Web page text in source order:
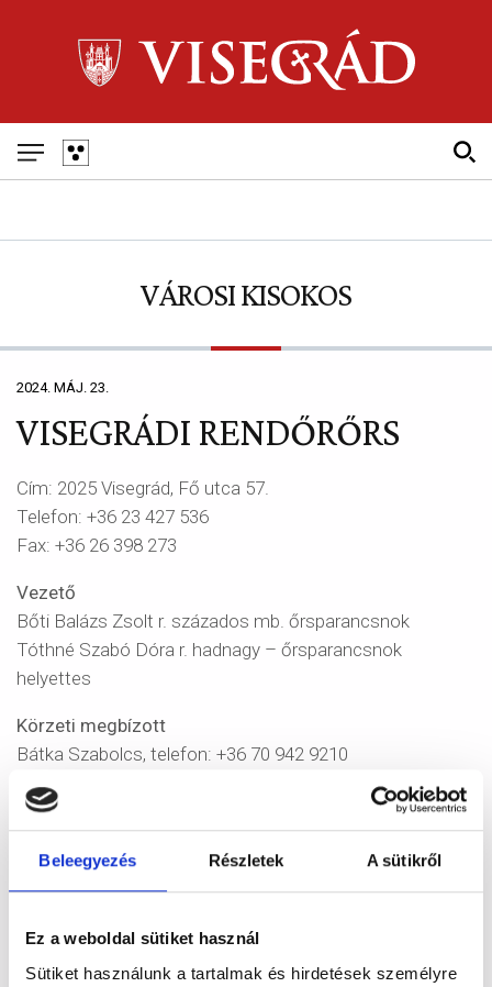
Beleegyezés Részletek A sütikről
Ez a weboldal sütiket használ
Sütiket használunk a tartalmak és hirdetések személyre
navigáció
VÁROSI KISOKOS
2024. MÁJ. 23.
VISEGRÁDI RENDŐRŐRS
Cím: 2025 Visegrád, Fő utca 57.
Telefon: +36 23 427 536
Fax: +36 26 398 273
Vezető
Bőti Balázs Zsolt r. százados mb. őrsparancsnok
Tóthné Szabó Dóra r. hadnagy – őrsparancsnok
helyettes
Körzeti megbízott
Bátka Szabolcs, telefon: +36 70 942 9210
Felettes szerv
Szentendrei Rendőrkapitányság
Cím: 2000 Szentendre, Dózsa György út 6/a.
Telefon: +36 26 502 400
e-mail:szentendrerk@pest.police.hu